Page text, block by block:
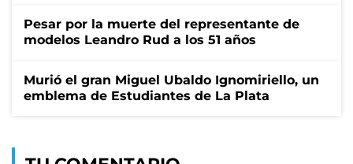
Pesar por la muerte del representante de
modelos Leandro Rud a los 51 años
Murió el gran Miguel Ubaldo Ignomiriello, un
emblema de Estudiantes de La Plata